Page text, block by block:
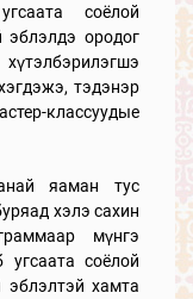
соёлой
эблэлдэ ородог
тэдэнэр
классуудые
яаман тус
хэлэ сахин
мүнгэ
соёлой
эблэлтэй хамта